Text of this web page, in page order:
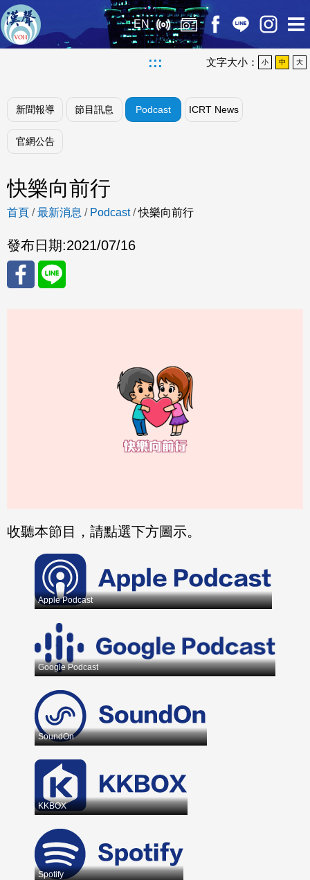
EN
::: 文字大小： 小 中 大
新聞報導 節目訊息 Podcast ICRT News
官網公告
快樂向前行
首頁 /最新消息 / Podcast /快樂向前行
發布日期:2021/07/16
收聽本節目，請點選下方圖示。
Apple Podcast
Google Podcast
SoundOn
KKBOX
Spotify